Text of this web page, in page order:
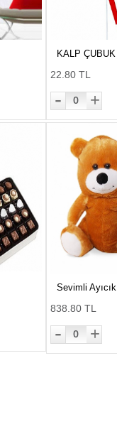
KALP ÇUBUK
22.80 TL
- 0 +
Sevimli Ayıcık
838.80 TL
- 0 +